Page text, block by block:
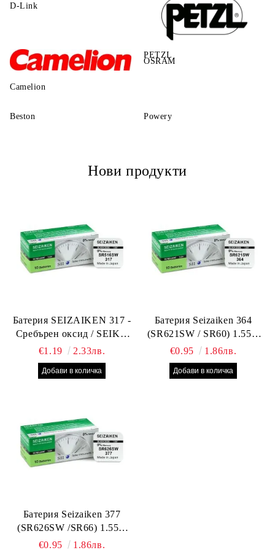
D-Link
PETZL
Camelion
OSRAM
Beston Powery
Нови продукти
Батерия SEIZAIKEN 317 -
Сребърен оксид / SEIKO
SR516SW / SR62 – 1.55V –
Оригинална от Япония
€1.19 2.33лв.
Батерия Seizaiken 364
(SR621SW / SR60) 1.55V
Silver Oxide – оригинална
Seiko батерия за часовник
€0.95 1.86лв.
Батерия Seizaiken 377
(SR626SW /SR66) 1.55V
Silver Oxide – оригинална
€0.95 1.86лв.